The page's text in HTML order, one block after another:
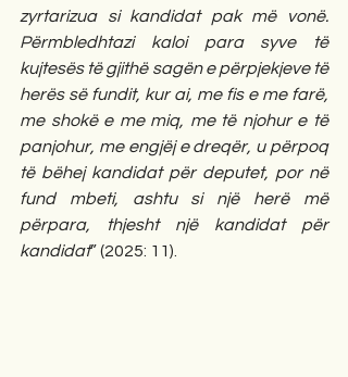
zyrtarizua si kandidat pak më vonë.
Përmbledhtazi kaloi para syve të
kujtesës të gjithë sagën e përpjekjeve të
herës së fundit, kur ai, me fis e me farë,
me shokë e me miq, me të njohur e të
panjohur, me engjëj e dreqër, u përpoq
të bëhej kandidat për deputet, por në
fund mbeti, ashtu si një herë më
përpara, thjesht një kandidat për
kandidat” (2025: 11).